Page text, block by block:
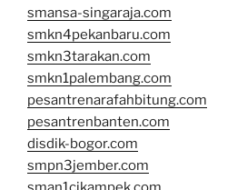
smansa-singaraja.com
smkn4pekanbaru.com
smkn3tarakan.com
smkn1palembang.com
pesantrenarafahbitung.com
pesantrenbanten.com
disdik-bogor.com
smpn3jember.com